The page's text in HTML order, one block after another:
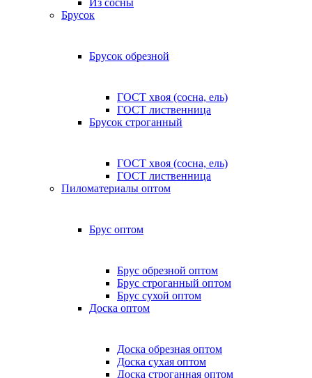
Из сосны
Брусок
Брусок обрезной
ГОСТ хвоя (сосна, ель)
ГОСТ лиственница
Брусок строганный
ГОСТ хвоя (сосна, ель)
ГОСТ лиственница
Пиломатериалы оптом
Брус оптом
Брус обрезной оптом
Брус строганный оптом
Брус сухой оптом
Доска оптом
Доска обрезная оптом
Доска сухая оптом
Доска строганная оптом